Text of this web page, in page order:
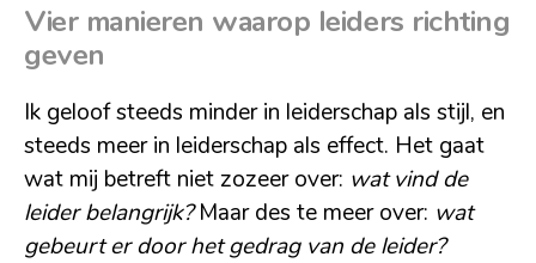
Vier manieren waarop leiders richting
geven
Ik geloof steeds minder in leiderschap als stijl, en
steeds meer in leiderschap als effect. Het gaat
wat mij betreft niet zozeer over: wat vind de
leider belangrijk?Maar des te meer over: wat
gebeurt er door het gedrag van de leider?